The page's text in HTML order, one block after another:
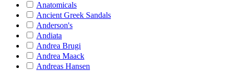
Anatomicals
Ancient Greek Sandals
Anderson's
Andiata
Andrea Brugi
Andrea Maack
Andreas Hansen